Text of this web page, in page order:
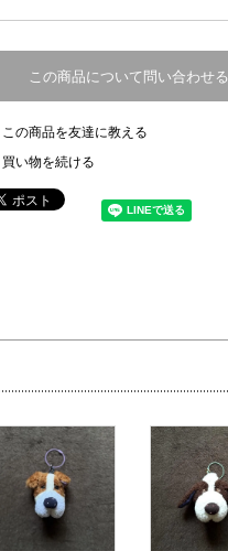
この商品について問い合わせる
この商品を友達に教える
買い物を続ける